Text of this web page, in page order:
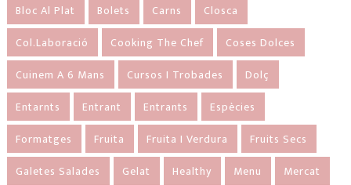
Bloc Al Plat
Bolets Carns
Closca
Col.laboració
Cooking The Chef
Coses Dolces
Cuinem A 6 Mans
Cursos I Trobades
Dolç
Entarnts
Entrant Entrants
Espècies
Formatges
Fruita Fruita I Verdura
Fruits Secs
Galetes Salades
Gelat Healthy Menu
Mercat